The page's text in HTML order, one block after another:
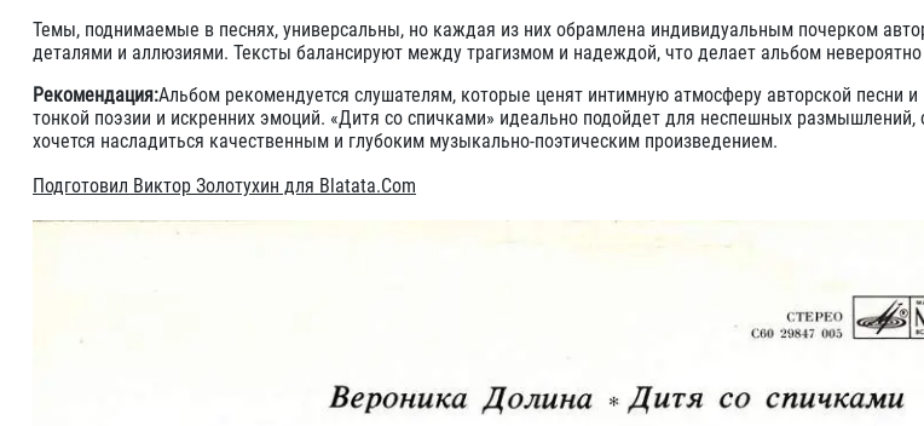
Темы, поднимаемые в песнях, универсальны, но каждая из них обрамлена индивидуальным почерком
деталями и аллюзиями. Тексты балансируют между трагизмом и надеждой, что делает альбом
Рекомендация:Альбом рекомендуется слушателям, которые ценят интимную атмосферу авторской песни и
тонкой поэзии и искренних эмоций. «Дитя со спичками» идеально подойдет для неспешных размышлений,
хочется насладиться качественным и глубоким музыкально-поэтическим произведением.
Подготовил Виктор Золотухин для Blatata.Com